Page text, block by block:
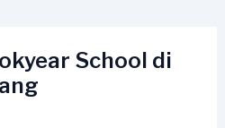
School di